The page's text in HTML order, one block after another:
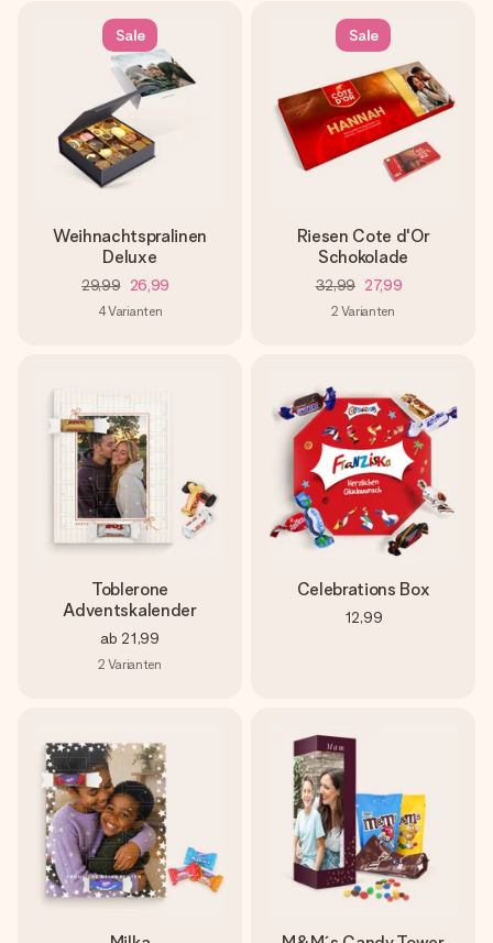
Sale
Weihnachtspralinen
Deluxe
29,99 26,99
4Varianten
Sale
Riesen Cote d'Or
Schokolade
32,99 27,99
2 Varianten
Toblerone
Adventskalender
ab 21,99
2 Varianten
Celebrations Box
12,99